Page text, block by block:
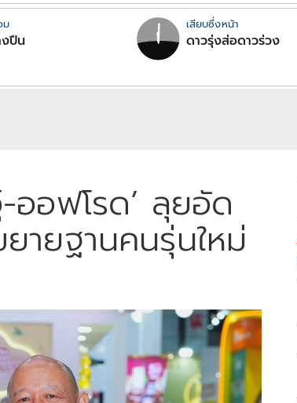
ม
ปืน
เสียบซึ่งหน้า
ดาวรุ่งส่อดาวร่วง
ออฟโรด’ ลุยอัด
ายฐานคนรุ่นใหม่